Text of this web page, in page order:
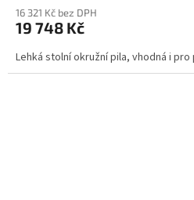
16 321 Kč bez DPH
19 748 Kč
Lehká stolní okružní pila, vhodná i